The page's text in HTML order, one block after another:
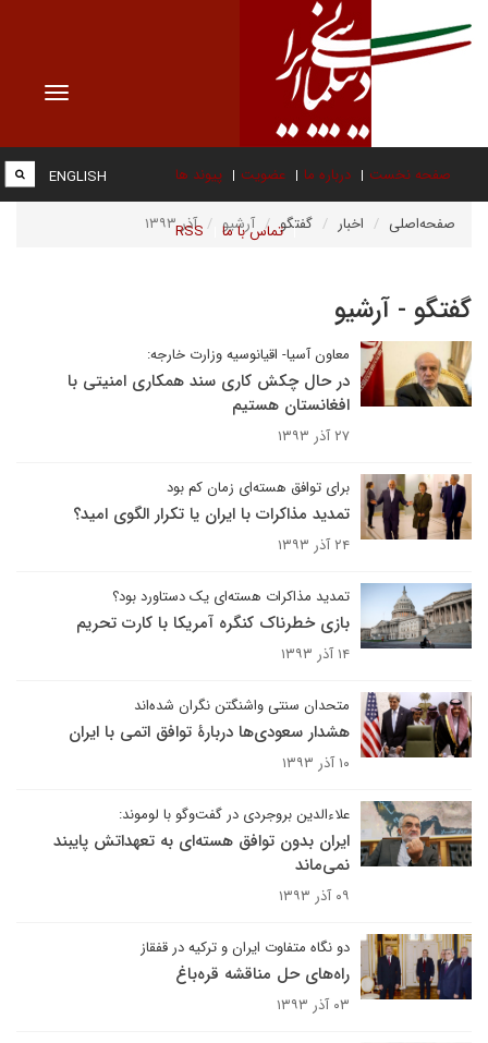
Toggle
صفحه نخست درباره ما عضویت پیوند ها
تماس با ما RSS
ENGLISH
صفحه‌اصلی اخبار گفتگو آرشیو آذر ۱۳۹۳
گفتگو - آرشیو
معاون آسیا- اقیانوسیه وزارت خارجه:
در حال چکش کاری سند همکاری امنیتی با
افغانستان هستیم
۲۷ آذر ۱۳۹۳
برای توافق هسته‌ای زمان کم بود
تمدید مذاکرات با ایران یا تکرار الگوی امید؟
۲۴ آذر ۱۳۹۳
تمدید مذاکرات هسته‌ای یک دستاورد بود؟
بازی خطرناک کنگره آمریکا با کارت تحریم
۱۴ آذر ۱۳۹۳
متحدان سنتی واشنگتن نگران شده‌اند
هشدار سعودی‌ها دربارۀ توافق اتمی با ایران
۱۰ آذر ۱۳۹۳
علاءالدین بروجردی در گفت‌و‌گو با لوموند:
ایران بدون توافق هسته‌ای به تعهداتش پایبند
نمی‌ماند
۰۹ آذر ۱۳۹۳
دو نگاه متفاوت ایران و ترکیه در قفقاز
راه‌های حل مناقشه قره‌باغ
۰۳ آذر ۱۳۹۳